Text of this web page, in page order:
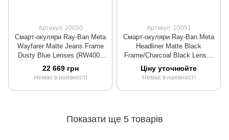
Артикул: 20050
Смарт-окуляри Ray-Ban Meta
Wayfarer Matte Jeans Frame
Dusty Blue Lenses (RW4006
67552V 50-22)
22 669 грн
Немає в наявності
Артикул: 20051
Смарт-окуляри Ray-Ban Meta
Headliner Matte Black
Frame/Charcoal Black Lenses
(RW4009 601S87 50-23)
Ціну уточнюйте
Немає в наявності
Показати ще 5 товарів